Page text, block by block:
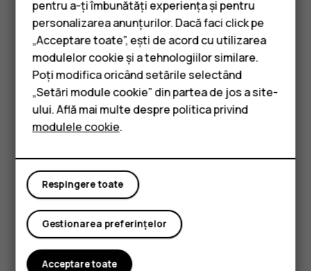
Smartphone-uri
Telefoane clasice
Accesorii
Tablete
posibilităților, oferindu-ți
specificațiile de design și
specificațiile tehnice
necesare pentru a crea
module inteligentede unul
singur.
pentru a-ți îmbunătăți experiența și pentru
personalizarea anunțurilor. Dacă faci click pe
„Acceptare toate”, ești de acord cu utilizarea
modulelor cookie și a tehnologiilor similare.
Poți modifica oricând setările selectând
„Setări module cookie” din partea de jos a site-
ului. Află mai multe despre politica privind
modulele cookie.
Respingere toate
Gestionarea preferințelor
Acceptare toate